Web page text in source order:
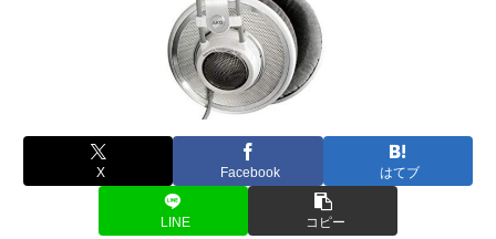
X Facebook はてブ
LINE コピー